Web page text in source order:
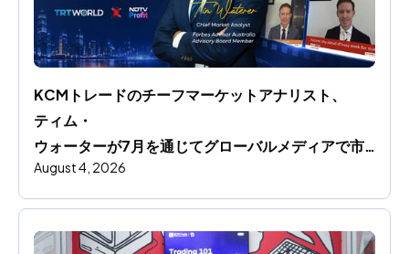
KCMトレードのチーフマーケットアナリスト、
ティム・
ウォーターが7月を通じてグローバルメディアで市
場洞察を共有します
August 4, 2026